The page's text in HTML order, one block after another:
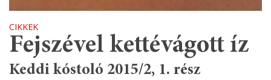
CIKKEK
Fejszével kettévágott íz
Keddi kóstoló 2015/2, 1. rész